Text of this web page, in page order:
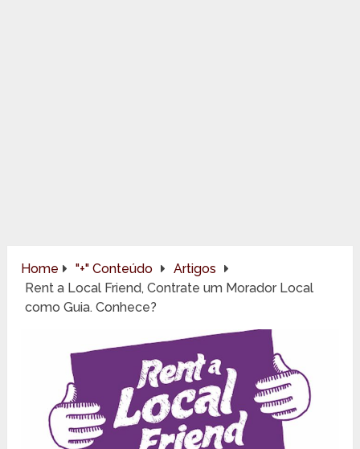
Home "+" Conteúdo
Artigos
Rent a Local Friend, Contrate um Morador Local
como Guia. Conhece?